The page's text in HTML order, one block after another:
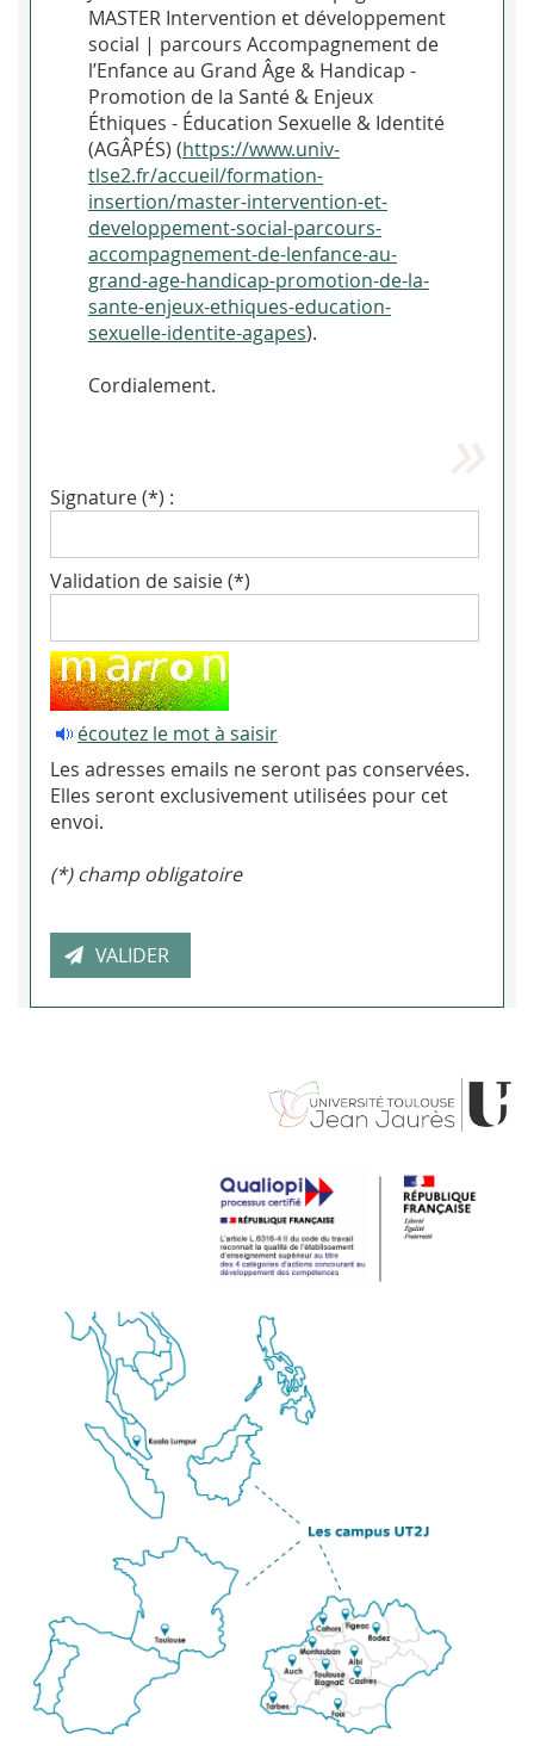
MASTER Intervention et développement
social | parcours Accompagnement de
l’Enfance au Grand Âge & Handicap -
Promotion de la Santé & Enjeux
Éthiques - Éducation Sexuelle & Identité
(AGÂPÉS) (https://www.univ-
tlse2.fr/accueil/formation-
insertion/master-intervention-et-
developpement-social-parcours-
accompagnement-de-lenfance-au-
grand-age-handicap-promotion-de-la-
sante-enjeux-ethiques-education-
sexuelle-identite-agapes).
Cordialement.
Signature (*) :
Validation de saisie (*)
écoutez le mot à saisir
Les adresses emails ne seront pas conservées.
Elles seront exclusivement utilisées pour cet
envoi.
(*) champ obligatoire